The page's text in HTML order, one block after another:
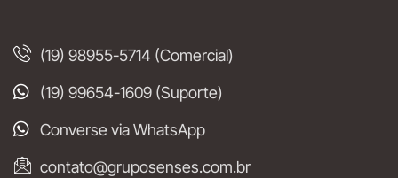
(19) 98955-5714 (Comercial)
(19) 99654-1609 (Suporte)
Converse via WhatsApp
contato@gruposenses.com.br